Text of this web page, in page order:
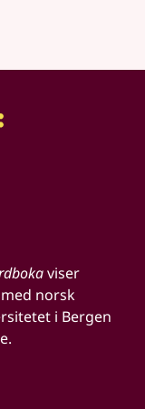
viser
norsk
i Bergen